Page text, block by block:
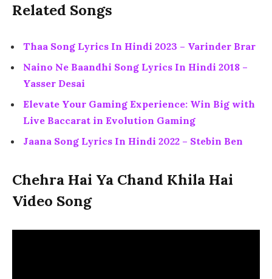
Related Songs
Thaa Song Lyrics In Hindi 2023 – Varinder Brar
Naino Ne Baandhi Song Lyrics In Hindi 2018 –
Yasser Desai
Elevate Your Gaming Experience: Win Big with
Live Baccarat in Evolution Gaming
Jaana Song Lyrics In Hindi 2022 – Stebin Ben
Chehra Hai Ya Chand Khila Hai
Video Song